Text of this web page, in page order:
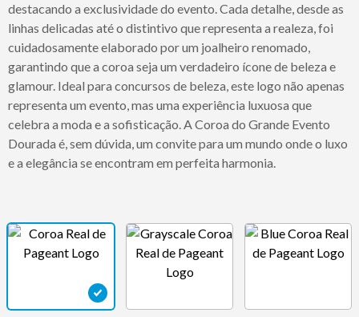
destacando a exclusividade do evento. Cada detalhe, desde as
linhas delicadas até o distintivo que representa a realeza, foi
cuidadosamente elaborado por um joalheiro renomado,
garantindo que a coroa seja um verdadeiro ícone de beleza e
glamour. Ideal para concursos de beleza, este logo não apenas
representa um evento, mas uma experiência luxuosa que
celebra a moda e a sofisticação. A Coroa do Grande Evento
Dourada é, sem dúvida, um convite para um mundo onde o luxo
e a elegância se encontram em perfeita harmonia.